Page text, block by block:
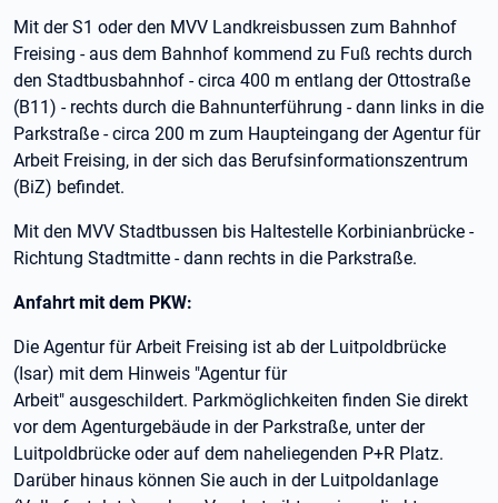
Mit der S1 oder den MVV Landkreisbussen zum Bahnhof
Freising - aus dem Bahnhof kommend zu Fuß rechts durch
den Stadtbusbahnhof - circa 400 m entlang der Ottostraße
(B11) - rechts durch die Bahnunterführung - dann links in die
Parkstraße - circa 200 m zum Haupteingang der Agentur für
Arbeit Freising, in der sich das Berufsinformationszentrum
(BiZ) befindet.
Mit den MVV Stadtbussen bis Haltestelle Korbinianbrücke -
Richtung Stadtmitte - dann rechts in die Parkstraße.
Anfahrt mit dem PKW:
Die Agentur für Arbeit Freising ist ab der Luitpoldbrücke
(Isar) mit dem Hinweis "Agentur für
Arbeit" ausgeschildert. Parkmöglichkeiten finden Sie direkt
vor dem Agenturgebäude in der Parkstraße, unter der
Luitpoldbrücke oder auf dem naheliegenden P+R Platz.
Darüber hinaus können Sie auch in der Luitpoldanlage